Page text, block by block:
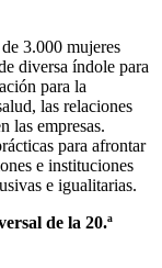
3.000 mujeres
diversa índole para
para la
las relaciones
las empresas.
para afrontar
e instituciones
e igualitarias.
de la 20.ª